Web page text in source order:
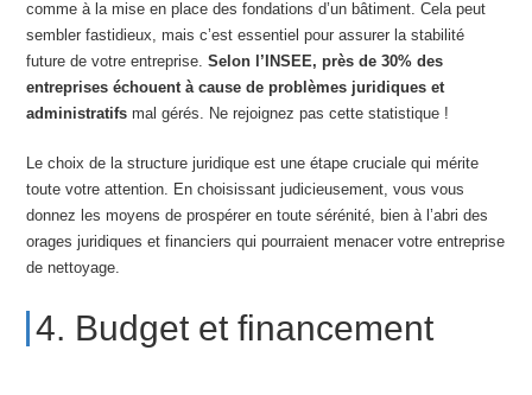
comme à la mise en place des fondations d’un bâtiment. Cela peut
sembler fastidieux, mais c’est essentiel pour assurer la stabilité
future de votre entreprise.Selon l’INSEE, près de 30% des
entreprises échouent à cause de problèmes juridiques et
administratifs mal gérés. Ne rejoignez pas cette statistique !
Le choix de la structure juridique est une étape cruciale qui mérite
toute votre attention. En choisissant judicieusement, vous vous
donnez les moyens de prospérer en toute sérénité, bien à l’abri des
orages juridiques et financiers qui pourraient menacer votre entreprise
de nettoyage.
4. Budget et financement